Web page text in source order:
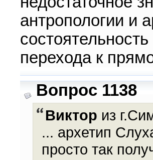
антропологии и
перехода к
Вопрос 1138
Виктор из
... архетип
просто так